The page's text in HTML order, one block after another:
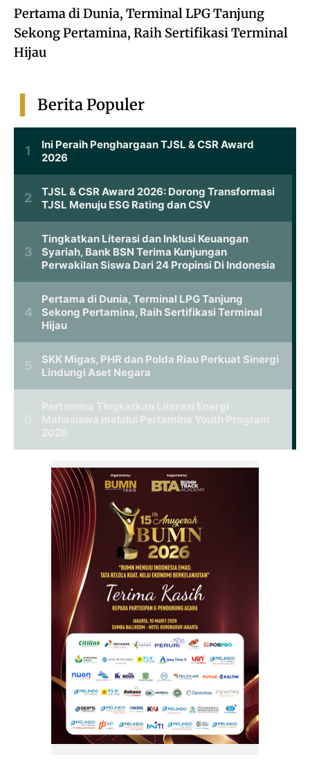
Pertama di Dunia, Terminal LPG Tanjung
Sekong Pertamina, Raih Sertifikasi Terminal
Hijau
Berita Populer